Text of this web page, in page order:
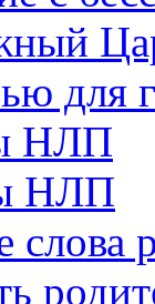
для
НЛП
НЛП